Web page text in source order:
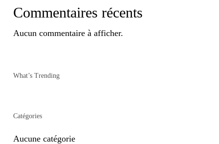
Commentaires récents
Aucun commentaire à afficher.
What’s Trending
Catégories
Aucune catégorie